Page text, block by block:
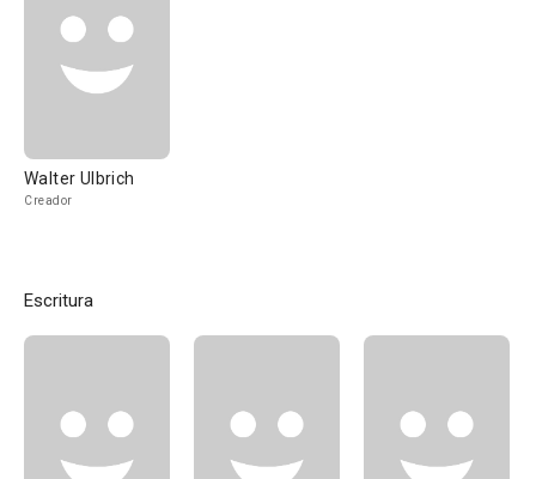
Walter Ulbrich
Creador
Escritura